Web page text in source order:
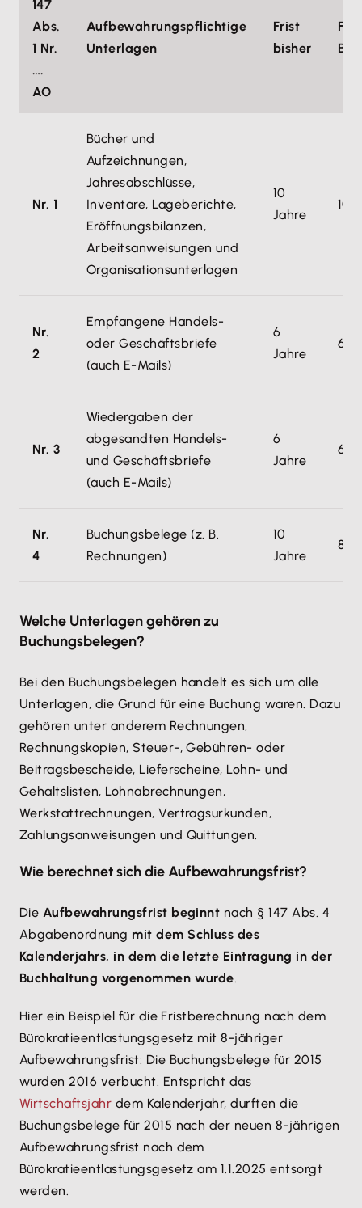
147
Abs.
1 Nr.
….
AO
Aufbewahrungspflichtige
Unterlagen
Frist
bisher
Nr. 1
Bücher und
Aufzeichnungen,
Jahresabschlüsse,
Inventare, Lageberichte,
Eröffnungsbilanzen,
Arbeitsanweisungen und
Organisationsunterlagen
10
Jahre
10
Nr.
2
Empfangene Handels-
oder Geschäftsbriefe
(auch E-Mails)
6
Jahre
6
Nr. 3
Wiedergaben der
abgesandten Handels-
und Geschäftsbriefe
(auch E-Mails)
6
Jahre
6
Nr.
4
Buchungsbelege (z. B.
Rechnungen)
10
Jahre
8
Welche Unterlagen gehören zu
Buchungsbelegen?
Bei den Buchungsbelegen handelt es sich um alle
Unterlagen, die Grund für eine Buchung waren. Dazu
gehören unter anderem Rechnungen,
Rechnungskopien, Steuer-, Gebühren- oder
Beitragsbescheide, Lieferscheine, Lohn- und
Gehaltslisten, Lohnabrechnungen,
Werkstattrechnungen, Vertragsurkunden,
Zahlungsanweisungen und Quittungen.
Wie berechnet sich die Aufbewahrungsfrist?
Die Aufbewahrungsfrist beginnt nach § 147 Abs. 4
Abgabenordnung mit dem Schluss des
Kalenderjahrs, in dem die letzte Eintragung in der
Buchhaltung vorgenommen wurde.
Hier ein Beispiel für die Fristberechnung nach dem
Bürokratieentlastungsgesetz mit 8-jähriger
Aufbewahrungsfrist: Die Buchungsbelege für 2015
wurden 2016 verbucht. Entspricht das
Wirtschaftsjahr dem Kalenderjahr, durften die
Buchungsbelege für 2015 nach der neuen 8-jährigen
Aufbewahrungsfrist nach dem
Bürokratieentlastungsgesetz am 1.1.2025 entsorgt
werden.